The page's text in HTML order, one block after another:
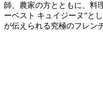
師、農家の方とともに、料
ーベスト キュイジーヌ”と
が伝えられる究極のフレン